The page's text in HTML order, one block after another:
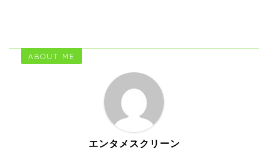
ABOUT ME
エンタメスクリーン